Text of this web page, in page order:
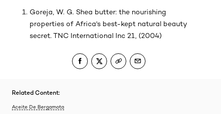
Goreja, W. G. Shea butter: the nourishing
properties of Africa's best-kept natural beauty
secret. TNC International Inc 21, (2004)
Related Content:
Aceite De Bergamota